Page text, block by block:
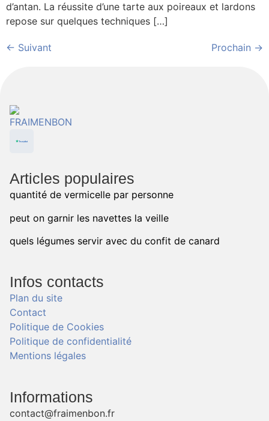
d’antan. La réussite d’une tarte aux poireaux et lardons
repose sur quelques techniques […]
← Suivant Prochain →
Articles populaires
quantité de vermicelle par personne
peut on garnir les navettes la veille
quels légumes servir avec du confit de canard
Infos contacts
Plan du site
Contact
Politique de Cookies
Politique de confidentialité
Mentions légales
Informations
contact@fraimenbon.fr